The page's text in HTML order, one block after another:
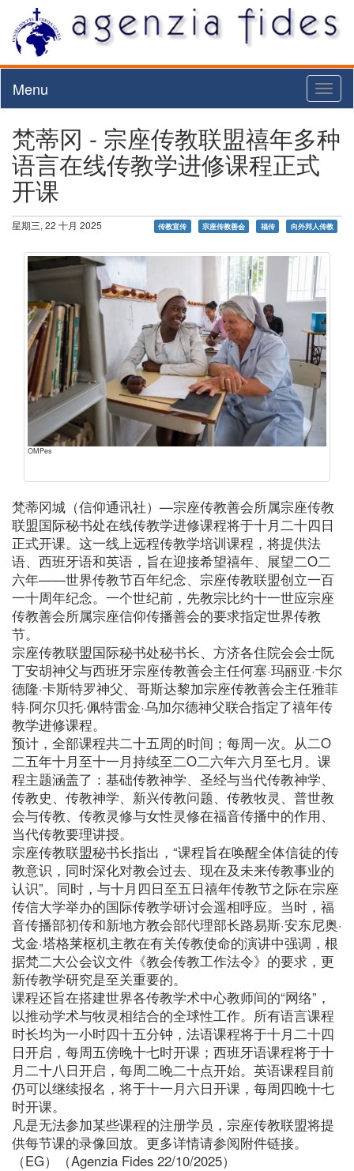
Menu
梵蒂冈 - 宗座传教联盟禧年多种
语言在线传教学进修课程正式
开课
星期三, 22 十月 2025 传教宣传 宗座传教善会 福传 向外邦人传教
OMPes
梵蒂冈城（信仰通讯社）—宗座传教善会所属宗座传教
联盟国际秘书处在线传教学进修课程将于十月二十四日
正式开课。这一线上远程传教学培训课程，将提供法
语、西班牙语和英语，旨在迎接希望禧年、展望二O二
六年——世界传教节百年纪念、宗座传教联盟创立一百
一十周年纪念。一个世纪前，先教宗比约十一世应宗座
传教善会所属宗座信仰传播善会的要求指定世界传教
节。
宗座传教联盟国际秘书处秘书长、方济各住院会会士阮
丁安胡神父与西班牙宗座传教善会主任何塞·玛丽亚·卡尔
德隆·卡斯特罗神父、哥斯达黎加宗座传教善会主任雅菲
特·阿尔贝托·佩特雷金·乌加尔德神父联合指定了禧年传
教学进修课程。
预计，全部课程共二十五周的时间；每周一次。从二O
二五年十月至十一月持续至二O二六年六月至七月。课
程主题涵盖了：基础传教神学、圣经与当代传教神学、
传教史、传教神学、新兴传教问题、传教牧灵、普世教
会与传教、传教灵修与女性灵修在福音传播中的作用、
当代传教要理讲授。
宗座传教联盟秘书长指出，“课程旨在唤醒全体信徒的传
教意识，同时深化对教会过去、现在及未来传教事业的
认识”。同时，与十月四日至五日禧年传教节之际在宗座
传信大学举办的国际传教学研讨会遥相呼应。当时，福
音传播部初传和新地方教会部代理部长路易斯·安东尼奥·
戈金·塔格莱枢机主教在有关传教使命的演讲中强调，根
据梵二大公会议文件《教会传教工作法令》的要求，更
新传教学研究是至关重要的。
课程还旨在搭建世界各传教学术中心教师间的“网络”，
以推动学术与牧灵相结合的全球性工作。所有语言课程
时长均为一小时四十五分钟，法语课程将于十月二十四
日开启，每周五傍晚十七时开课；西班牙语课程将于十
月二十八日开启，每周二晚二十点开始。英语课程目前
仍可以继续报名，将于十一月六日开课，每周四晚十七
时开课。
凡是无法参加某些课程的注册学员，宗座传教联盟将提
供每节课的录像回放。更多详情请参阅附件链接。
（EG）（Agenzia Fides 22/10/2025）